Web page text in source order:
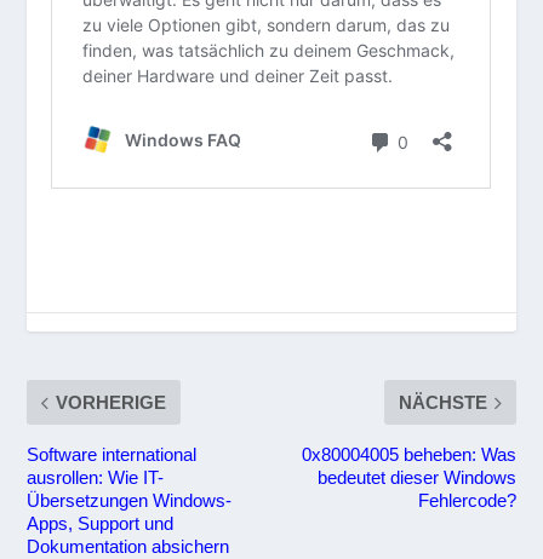
VORHERIGE
Software international
ausrollen: Wie IT-
Übersetzungen Windows-
Apps, Support und
Dokumentation absichern
NÄCHSTE
0x80004005 beheben: Was
bedeutet dieser Windows
Fehlercode?